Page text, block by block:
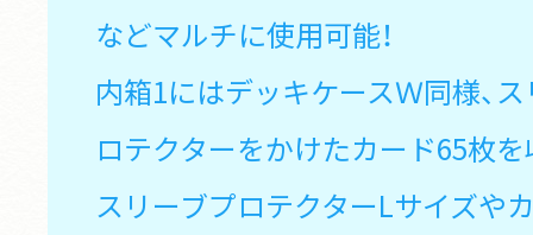
などマルチに使用可能！
内箱1にはデッキケースＷ同様、
ロテクターをかけたカード65枚を
スリーブプロテクターLサイズや